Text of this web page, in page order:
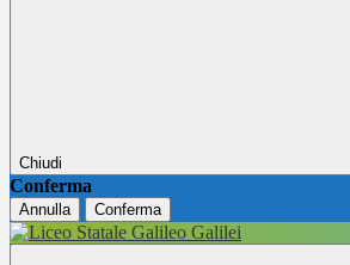
Chiudi
Conferma
Annulla Conferma